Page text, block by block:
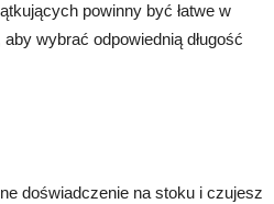
powinny być łatwe w
wybrać odpowiednią długość
doświadczenie na stoku i czujesz